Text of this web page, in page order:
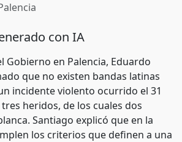
con IA
Gobierno en Palencia, Eduardo
que no existen bandas latinas
incidente violento ocurrido el 31
heridos, de los cuales dos
Santiago explicó que en la
los criterios que definen a una